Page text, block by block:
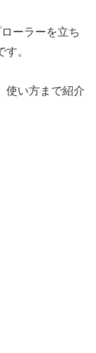
ーラーを立ち
。
使い方まで紹介